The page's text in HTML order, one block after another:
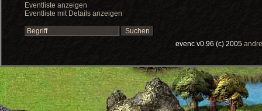
Eventliste anzeigen
Eventliste mit Details anzeigen
evenc v0.96 (c) 2005